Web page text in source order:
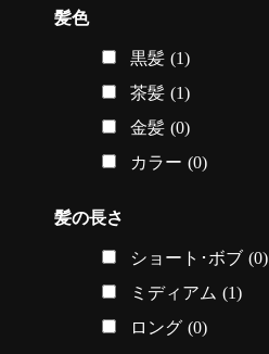
髪色
黒髪 (1)
茶髪 (1)
金髪 (0)
カラー (0)
髪の長さ
ショート･ボブ (0)
ミディアム (1)
ロング (0)